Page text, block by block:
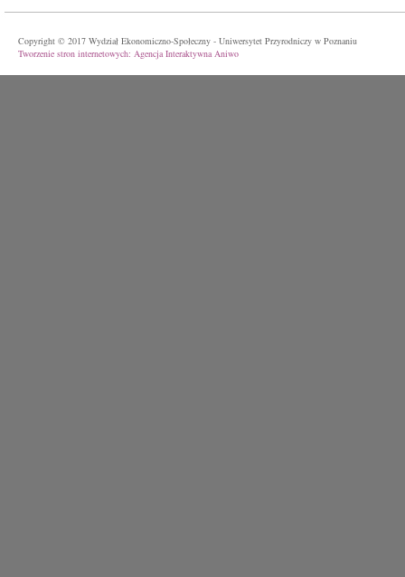
Copyright © 2017 Wydział Ekonomiczno-Społeczny - Uniwersytet Przyrodniczy w Poznaniu
Tworzenie stron internetowych: Agencja Interaktywna Aniwo